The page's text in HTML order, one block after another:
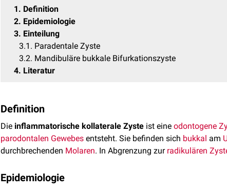
1
Definition
2 Epidemiologie
3 Einteilung
3.1
Paradentale Zyste
3.2 Mandibuläre bukkale Bifurkationszyste
4 Literatur
Definition
Die inflammatorische kollaterale Zyste ist eine odontogene
parodontalen Gewebes entsteht. Sie befinden sich bukkal am
durchbrechenden Molaren. In Abgrenzung zur radikulären
Epidemiologie